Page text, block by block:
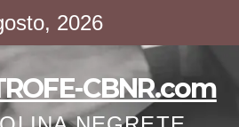
2026
CBNR.com